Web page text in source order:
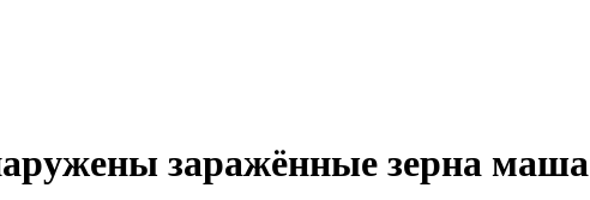
заражённые зерна маша